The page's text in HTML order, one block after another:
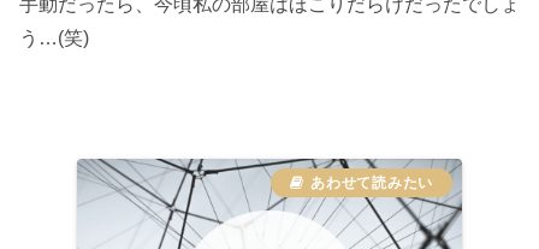
手動だったら、今頃私の部屋はほこりだらけだったでしょ
う…(笑)